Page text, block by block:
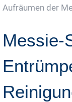
Aufräumen der
Messie-